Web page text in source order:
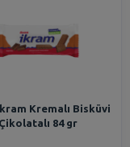
Kremalı Bisküvi
Çikolatalı 84 gr